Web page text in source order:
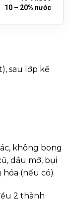
10 – 20% nước
sau lớp kế
không bong
dầu mỡ, bụi
hóa (nếu có)
2 thành